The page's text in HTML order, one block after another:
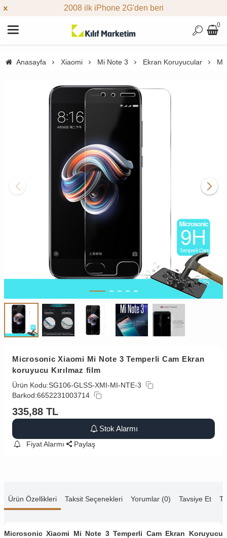
2008 ilk iPhone 2G'den beri
0
Anasayfa Xiaomi Mi Note 3 Ekran Koruyucular
Microsonic Xiaomi Mi Note 3 Temperli Cam Ekran
koruyucu Kırılmaz film
Ürün Kodu:SG106-GLSS-XMI-MI-NTE-3
Barkod:6652231003714
335,88 TL
Stok Alarmı
Fiyat Alarmı Paylaş
Ürün Özellikleri Taksit Seçenekleri Yorumlar (0) Tavsiye Et
Microsonic Xiaomi Mi Note 3 Temperli Cam Ekran Koruyucu